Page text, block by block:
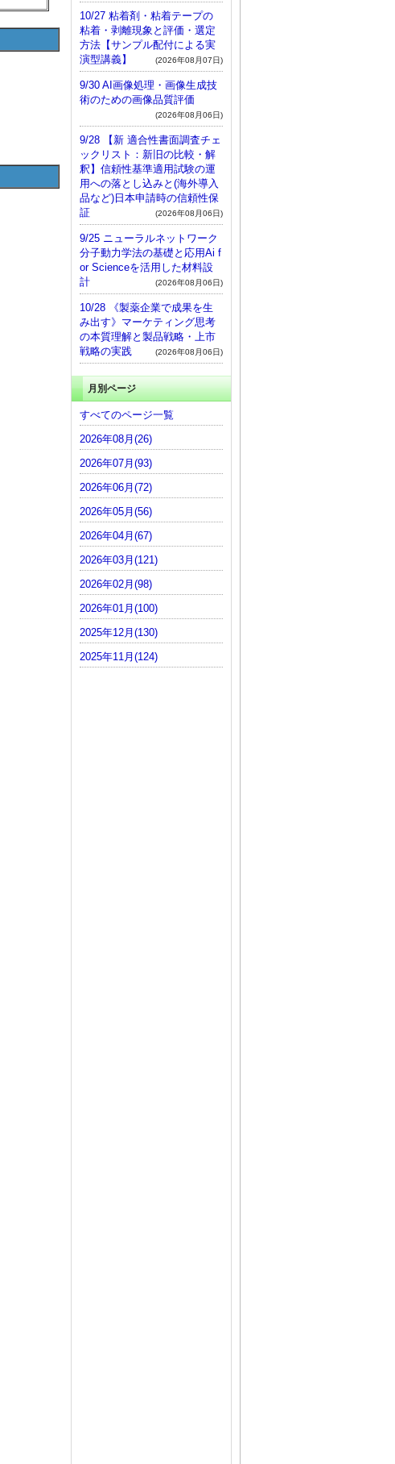
10/27 粘着剤・粘着テープの
粘着・剥離現象と評価・選定
方法【サンプル配付による実
演型講義】
(2026年08月07日)
9/30 AI画像処理・画像生成技
術のための画像品質評価
(2026年08月06日)
9/28 【新 適合性書面調査チェ
ックリスト：新旧の比較・解
釈】信頼性基準適用試験の運
用への落とし込みと(海外導入
品など)日本申請時の信頼性保
証
(2026年08月06日)
9/25 ニューラルネットワーク
分子動力学法の基礎と応用Ai f
or Scienceを活用した材料設
計
(2026年08月06日)
10/28 《製薬企業で成果を生
み出す》マーケティング思考
の本質理解と製品戦略・上市
戦略の実践
(2026年08月06日)
月別ページ
すべてのページ一覧
2026年08月(26)
2026年07月(93)
2026年06月(72)
2026年05月(56)
2026年04月(67)
2026年03月(121)
2026年02月(98)
2026年01月(100)
2025年12月(130)
2025年11月(124)